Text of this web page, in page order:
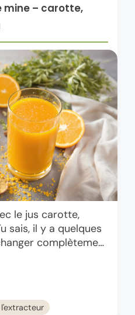
mine – carotte,
le jus carotte,
sais, il y a quelques
complètement
lieu de me …